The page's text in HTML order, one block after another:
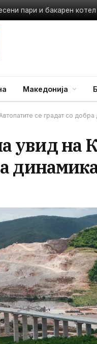
пари и бакарен котел
Македонија
се градат со добра
увид на